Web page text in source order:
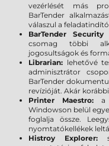
vezérlését más
BarTender
válaszul a
BarTender Security
csomag többi
jogosultságok és
Librarian: lehetővé
adminisztrátor
BarTender
revízióját. Akár
Printer Maestro:a
Windowson belül
foglalja össze.
nyomtatókellékek
Histroy Explorer: